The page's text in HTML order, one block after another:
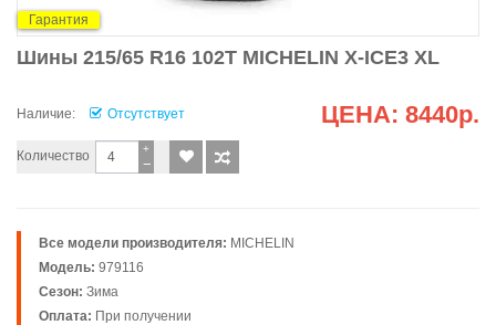
Гарантия
Шины 215/65 R16 102T MICHELIN X-ICE3 XL
Наличие: Отсутствует ЦЕНА: 8440р.
Количество −
+
Все модели производителя: MICHELIN
Модель: 979116
Сезон: Зима
Оплата: При получении